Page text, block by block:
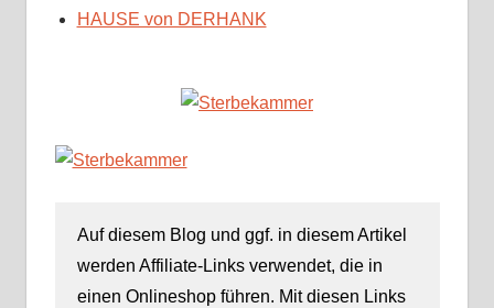
HAUSE von DERHANK
Auf diesem Blog und ggf. in diesem Artikel
werden Affiliate-Links verwendet, die in
einen Onlineshop führen. Mit diesen Links